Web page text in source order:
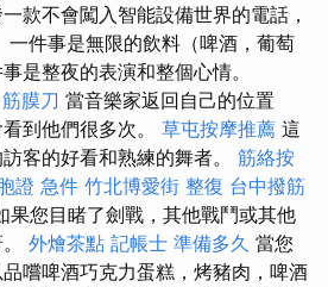
款不會闖入智能設備世界的電話，
一件事是無限的飲料（啤酒，葡萄
是整夜的表演和整個心情。
膜刀 當音樂家返回自己的位置
到他們很多次。 草屯按摩推薦 這
客的好看和熟練的舞者。 筋絡按
證 急件 竹北博愛街 整復 台中撥筋
果您目睹了劍戰，其他戰鬥或其他
外燴茶點 記帳士 準備多久 當您
嚐啤酒巧克力蛋糕，烤豬肉，啤酒